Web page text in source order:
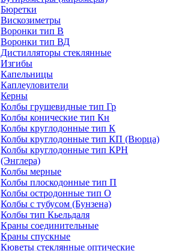
Бюретки
Вискозиметры
Воронки тип В
Воронки тип ВД
Дистилляторы стеклянные
Изгибы
Капельницы
Каплеуловители
Керны
Колбы грушевидные тип Гр
Колбы конические тип Кн
Колбы круглодонные тип К
Колбы круглодонные тип КП (Вюрца)
Колбы круглодонные тип КРН
(Энглера)
Колбы мерные
Колбы плоскодонные тип П
Колбы остродонные тип О
Колбы с тубусом (Бунзена)
Колбы тип Кьельдаля
Краны соединительные
Краны спускные
Кюветы стеклянные оптические